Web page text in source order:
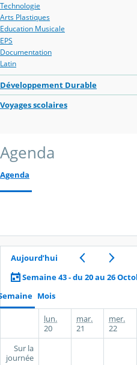
Technologie
Arts Plastiques
Education Musicale
EPS
Documentation
Latin
Développement Durable
Voyages scolaires
Agenda
Agenda
Aujourd’hui
Semaine 43 - du 20 au 26
Mois
lun.
20
mar.
21
mer.
22
Sur la
journée